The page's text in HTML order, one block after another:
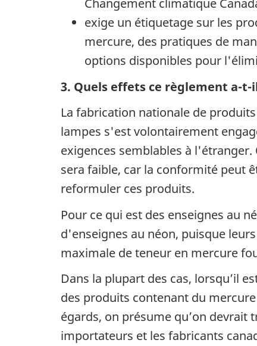
Changement climatique
exige un étiquetage sur les
mercure, des pratiques de
options disponibles pour
3. Quels effets ce règlement a-
La fabrication nationale de
lampes s'est volontairement
exigences semblables à
sera faible, car la conformité peut
reformuler ces produits.
Pour ce qui est des enseignes au
d'enseignes au néon, puisque
maximale de teneur en mercure
Dans la plupart des cas, lorsqu’il
des produits contenant du
égards, on présume qu’on
importateurs et les fabricants